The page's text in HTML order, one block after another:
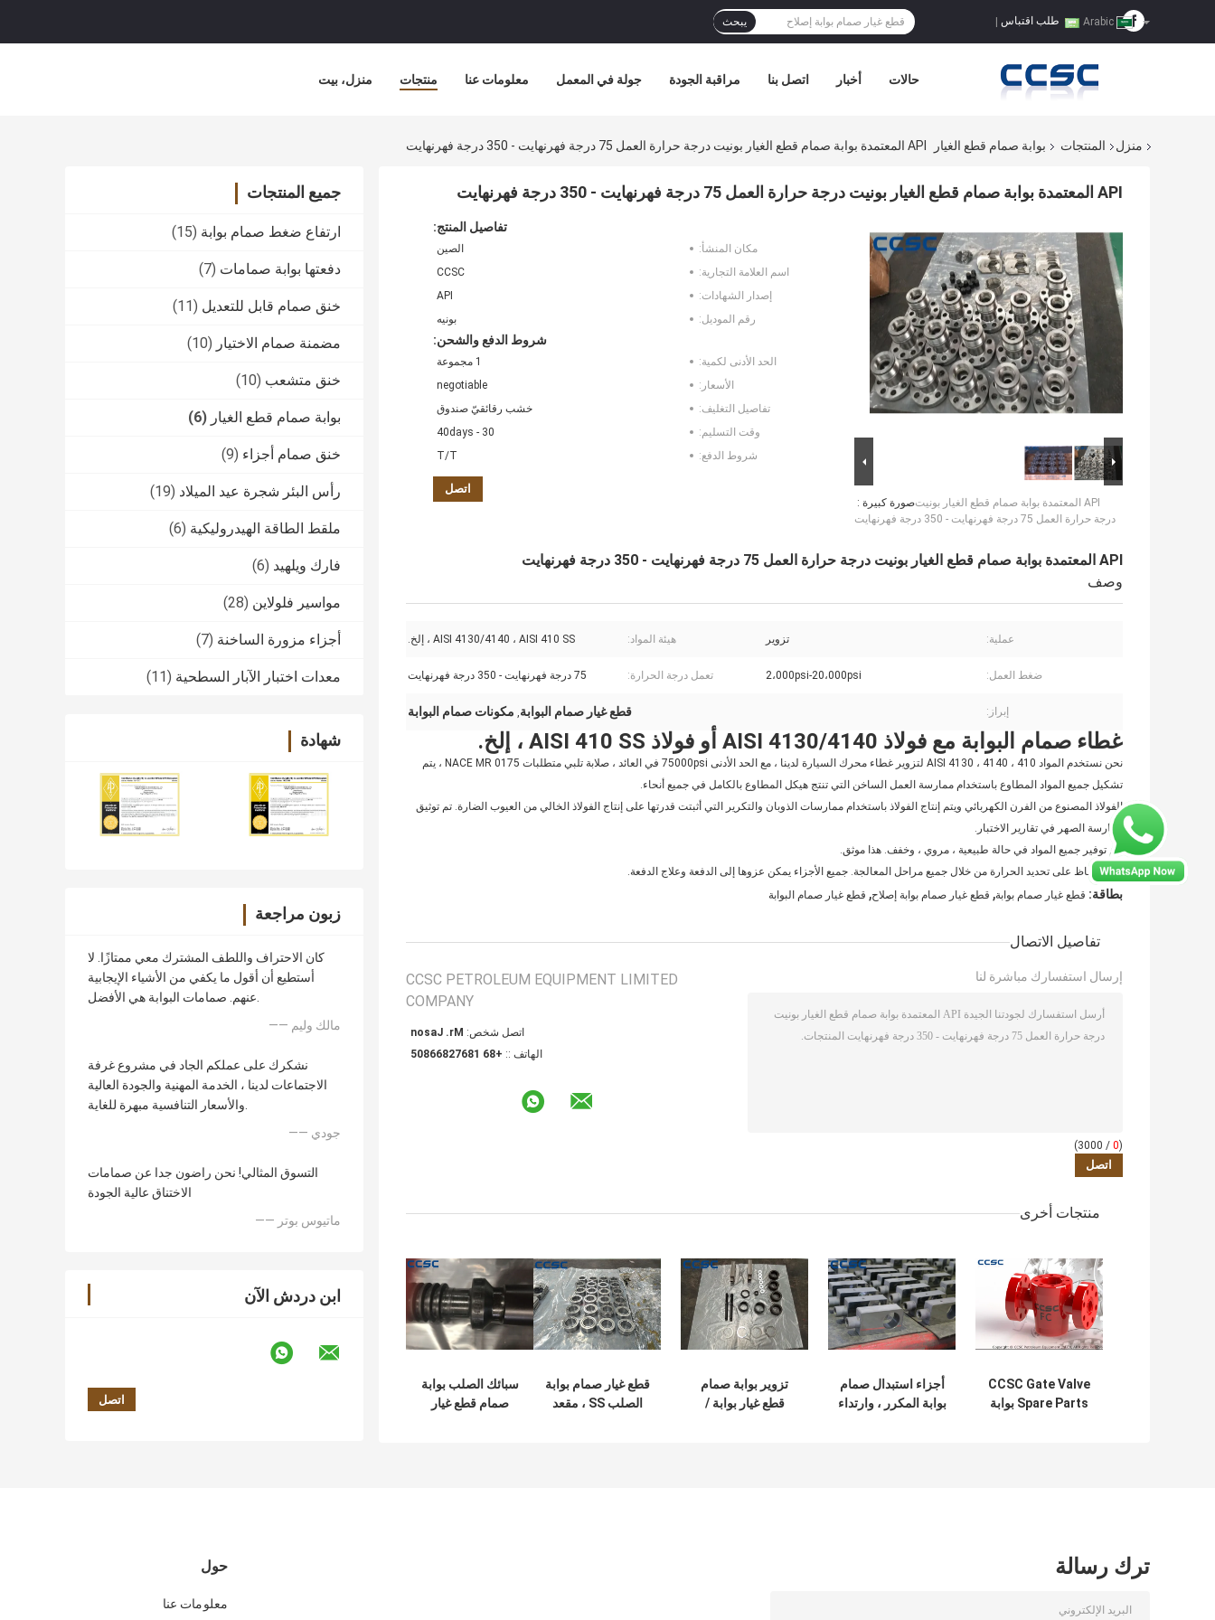
طلب اقتباس يبحث
منزل، بيت منتجات معلومات عنا جولة في المعمل مراقبة الجودة اتصل بنا أخبار حالات
منزل المنتجات بوابة صمام قطع الغيار API المعتمدة بوابة صمام قطع الغيار بونيت درجة حرارة العمل 75 درجة فهرنهايت - 350 درجة فهرنهايت
جميع المنتجات
ارتفاع ضغط صمام بوابة (15)
دفعتها بوابة صمامات (7)
خنق صمام قابل للتعديل (11)
مضمنة صمام الاختيار (10)
خنق متشعب (10)
بوابة صمام قطع الغيار (6)
خنق صمام أجزاء (9)
رأس البئر شجرة عيد الميلاد (19)
ملقط الطاقة الهيدروليكية (6)
فارك ويلهيد (6)
مواسير فلولاين (28)
أجزاء مزورة الساخنة (7)
معدات اختبار الآبار السطحية (11)
شهادة
زبون مراجعة
كان الاحتراف واللطف المشترك معي ممتازًا. لا
أستطيع أن أقول ما يكفي من الأشياء الإيجابية
عنهم. صمامات البوابة هي الأفضل.
—— مالك وليم
نشكرك على عملكم الجاد في مشروع غرفة
الاجتماعات لدينا ، الخدمة المهنية والجودة العالية
والأسعار التنافسية مبهرة للغاية.
—— جودي
التسوق المثالي! نحن راضون جدا عن صمامات
الاختناق عالية الجودة
—— ماتيوس بوتر
ابن دردش الآن
API المعتمدة بوابة صمام قطع الغيار بونيت درجة حرارة العمل 75 درجة فهرنهايت - 350 درجة فهرنهايت
صورة كبيرة :API المعتمدة بوابة صمام قطع الغيار بونيت
درجة حرارة العمل 75 درجة فهرنهايت - 350 درجة فهرنهايت
تفاصيل المنتج:
مكان المنشأ:
الصين
اسم العلامة التجارية:
CCSC
إصدار الشهادات:
API
رقم الموديل:
بونيه
شروط الدفع والشحن:
الحد الأدنى لكمية:
1 مجموعة
الأسعار:
negotiable
تفاصيل التغليف:
خشب رقائقيّ صندوق
وقت التسليم:
30 - 40days
شروط الدفع:
T/T
اتصل
API المعتمدة بوابة صمام قطع الغيار بونيت درجة حرارة العمل 75 درجة فهرنهايت - 350 درجة فهرنهايت
وصف
عملية: تزوير هيئة المواد: AISI 4130/4140 ، AISI 410 SS ، إلخ.
ضغط العمل: 2،000psi-20،000psi تعمل درجة الحرارة: 75 درجة فهرنهايت - 350 درجة فهرنهايت
إبراز: قطع غيار صمام البوابة, مكونات صمام البوابة
غطاء صمام البوابة مع فولاذ AISI 4130/4140 أو فولاذ AISI 410 SS ، إلخ.
نحن نستخدم المواد AISI 4130 ، 4140 ، 410 لتزوير غطاء محرك السيارة لدينا ، مع الحد الأدنى 75000psi في العائد ، صلابة تلبي متطلبات NACE MR 0175 ، يتم
تشكيل جميع المواد المطاوع باستخدام ممارسة العمل الساخن التي تنتج هيكل المطاوع بالكامل في جميع أنحاء.
الفولاذ المصنوع من الفرن الكهربائي ويتم إنتاج الفولاذ باستخدام ممارسات الذوبان والتكرير التي أثبتت قدرتها على إنتاج الفولاذ الخالي من العيوب الضارة. تم توثيق
ممارسة الصهر في تقارير الاختبار.
يتم توفير جميع المواد في حالة طبيعية ، مروي ، وخفف. هذا موثق.
يتم الحفاظ على تحديد الحرارة من خلال جميع مراحل المعالجة. جميع الأجزاء يمكن عزوها إلى الدفعة وعلاج الدفعة.
بطاقة: قطع غيار صمام بوابة, قطع غيار صمام بوابة إصلاح, قطع غيار صمام البوابة
تفاصيل الاتصال
CCSC PETROLEUM EQUIPMENT LIMITED
COMPANY
اتصل شخص: Mr. Jason
الهاتف :: +86 18672866805
إرسال استفسارك مباشرة لنا
(
0
/ 3000)
منتجات أخرى
CCSC Gate Valve
Spare Parts بوابة
أجزاء استبدال صمام
بوابة المكرر ، وارتداء
تزوير بوابة صمام
قطع غيار بوابة /
قطع غيار صمام بوابة
الصلب SS ، مقعد
سبائك الصلب بوابة
صمام قطع غيار
حول
معلومات عنا
ترك رسالة